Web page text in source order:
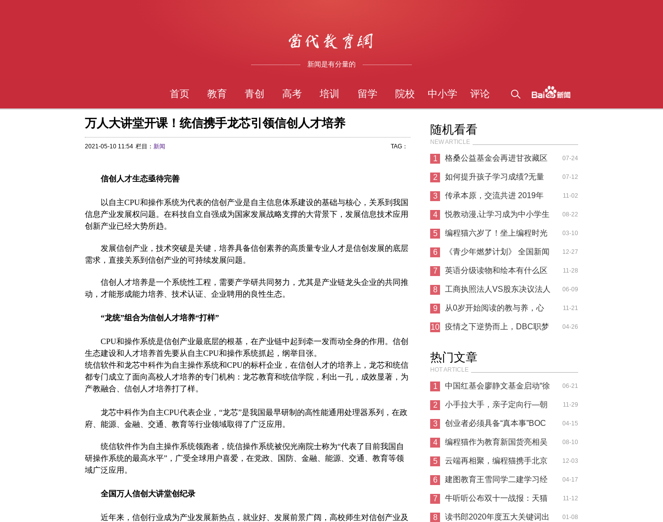
新闻是有分量的
首页 教育 青创 高考 培训 留学 院校 中小学 评论
万人大讲堂开课！统信携手龙芯引领信创人才培养
2021-05-10 11:54 栏目： 新闻 TAG：
信创人才生态亟待完善
以自主CPU和操作系统为代表的信创产业是自主信息体系建设的基础与核心，关系到我国
信息产业发展权问题。在科技自立自强成为国家发展战略支撑的大背景下，发展信息技术应用
创新产业已经大势所趋。
发展信创产业，技术突破是关键，培养具备信创素养的高质量专业人才是信创发展的底层
需求，直接关系到信创产业的可持续发展问题。
信创人才培养是一个系统性工程，需要产学研共同努力，尤其是产业链龙头企业的共同推
动，才能形成能力培养、技术认证、企业聘用的良性生态。
“龙统”组合为信创人才培养“打样”
CPU和操作系统是信创产业最底层的根基，在产业链中起到牵一发而动全身的作用。信创
生态建设和人才培养首先要从自主CPU和操作系统抓起，纲举目张。
统信软件和龙芯中科作为自主操作系统和CPU的标杆企业，在信创人才的培养上，龙芯和统信
都专门成立了面向高校人才培养的专门机构：龙芯教育和统信学院，利出一孔，成效显著，为
产教融合、信创人才培养打了样。
龙芯中科作为自主CPU代表企业，“龙芯”是我国最早研制的高性能通用处理器系列，在政
府、能源、金融、交通、教育等行业领域取得了广泛应用。
统信软件作为自主操作系统领跑者，统信操作系统被倪光南院士称为“代表了目前我国自
研操作系统的最高水平”，广受全球用户喜爱，在党政、国防、金融、能源、交通、教育等领
域广泛应用。
全国万人信创大讲堂创纪录
近年来，信创行业成为产业发展新热点，就业好、发展前景广阔，高校师生对信创产业及
随机看看
NEW ARTICLE
1 格桑公益基金会再进甘孜藏区
送爱心
07-24
2 如何提升孩子学习成绩?无量
子谈文昌
07-12
3 传承本原，交流共进 2019年
知博会·中
11-02
4 悦教动漫,让学习成为中小学生
的最爱
08-22
5 编程猫六岁了！坐上编程时光
机，穿
03-10
6 《青少年燃梦计划》 全国新闻
发布会
12-27
7 英语分级读物和绘本有什么区
别？几
11-28
8 工商执照法人VS股东决议法人
詹克团
06-09
9 从0岁开始阅读的教与养，心
喜阅幼儿
11-21
10 疫情之下逆势而上，DBC职梦 04-26
热门文章
HOT ARTICLE
1 中国红基会廖静文基金启动“徐
悲鸿
06-21
2 小手拉大手，亲子定向行—朝
晖幼儿
11-29
3 创业者必须具备“真本事”BOC
商科证
04-15
4 编程猫作为教育新国货亮相吴
晓波直
08-10
5 云端再相聚，编程猫携手北京
邮电大
12-03
6 建图教育王雪同学二建学习经
验分享
04-17
7 牛听听公布双十一战报：天猫
早教机
11-12
8 读书郎2020年度五大关键词出 01-08